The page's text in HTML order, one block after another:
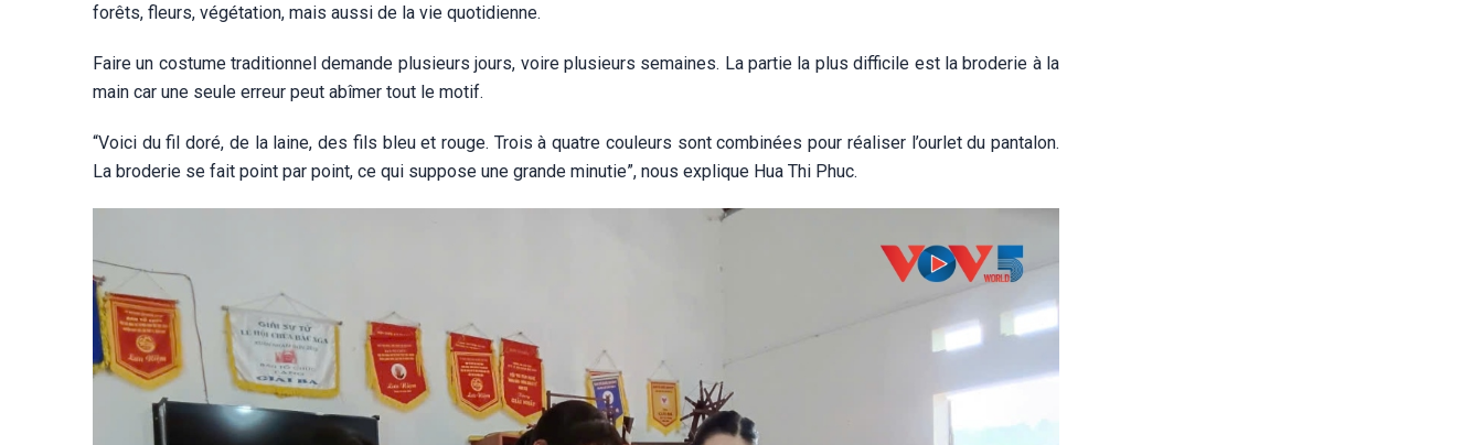
forêts, fleurs, végétation, mais aussi de la vie quotidienne.
Faire un costume traditionnel demande plusieurs jours, voire plusieurs semaines. La partie la plus difficile est la broderie à la
main car une seule erreur peut abîmer tout le motif.
“Voici du fil doré, de la laine, des fils bleu et rouge. Trois à quatre couleurs sont combinées pour réaliser l’ourlet du pantalon.
La broderie se fait point par point, ce qui suppose une grande minutie”, nous explique Hua Thi Phuc.